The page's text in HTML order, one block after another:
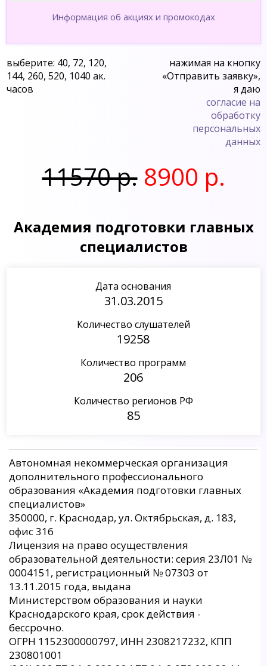
Информация об акциях и промокодах
выберите: 40, 72, 120,
144, 260, 520, 1040 ак.
часов
нажимая на кнопку
«Отправить заявку»,
я даю
согласие на
обработку
персональных
данных
11570 р. 8900 р.
Академия подготовки главных
специалистов
Дата основания
31.03.2015
Количество слушателей
19258
Количество программ
206
Количество регионов РФ
85
Автономная некоммерческая организация
дополнительного профессионального
образования «Академия подготовки главных
специалистов»
350000, г. Краснодар, ул. Октябрьская, д. 183,
офис 316
Лицензия на право осуществления
образовательной деятельности: серия 23Л01 №
0004151, регистрационный № 07303 от
13.11.2015 года, выдана
Министерством образования и науки
Краснодарского края, срок действия -
бессрочно.
ОГРН 1152300000797, ИНН 2308217232, КПП
230801001